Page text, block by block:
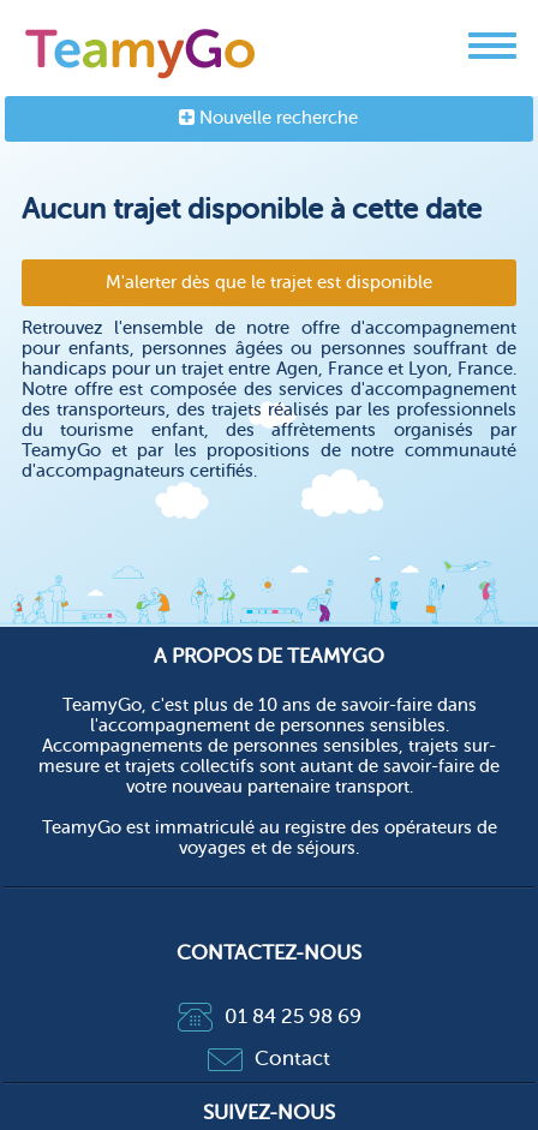
Nouvelle recherche
Aucun trajet disponible à cette date
M'alerter dès que le trajet est disponible
Retrouvez l'ensemble de notre offre d'accompagnement
pour enfants, personnes âgées ou personnes souffrant de
handicaps pour un trajet entre Agen, France et Lyon, France.
Notre offre est composée des services d'accompagnement
des transporteurs, des trajets réalisés par les professionnels
du tourisme enfant, des affrètements organisés par
TeamyGo et par les propositions de notre communauté
d'accompagnateurs certifiés.
A PROPOS DE TEAMYGO
TeamyGo, c'est plus de 10 ans de savoir-faire dans
l'accompagnement de personnes sensibles.
Accompagnements de personnes sensibles, trajets sur-
mesure et trajets collectifs sont autant de savoir-faire de
votre nouveau partenaire transport.
TeamyGo est immatriculé au registre des opérateurs de
voyages et de séjours.
CONTACTEZ-NOUS
01 84 25 98 69
Contact
SUIVEZ-NOUS